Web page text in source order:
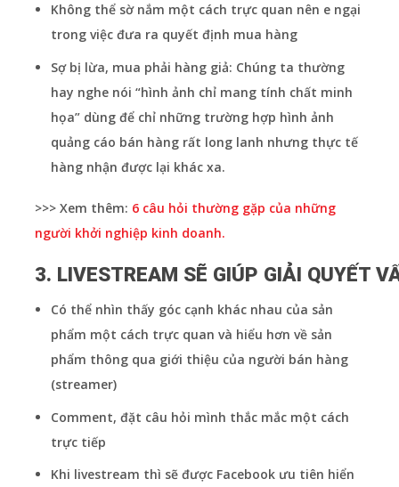
Không thể sờ nắm một cách trực quan nên e ngại
trong việc đưa ra quyết định mua hàng
Sợ bị lừa, mua phải hàng giả: Chúng ta thường
hay nghe nói “hình ảnh chỉ mang tính chất minh
họa” dùng để chỉ những trường hợp hình ảnh
quảng cáo bán hàng rất long lanh nhưng thực tế
hàng nhận được lại khác xa.
>>> Xem thêm: 6 câu hỏi thường gặp của những
người khởi nghiệp kinh doanh.
3. LIVESTREAM SẼ GIÚP GIẢI QUYẾT
Có thể nhìn thấy góc cạnh khác nhau của sản
phẩm một cách trực quan và hiểu hơn về sản
phẩm thông qua giới thiệu của người bán hàng
(streamer)
Comment, đặt câu hỏi mình thắc mắc một cách
trực tiếp
Khi livestream thì sẽ được Facebook ưu tiên hiển